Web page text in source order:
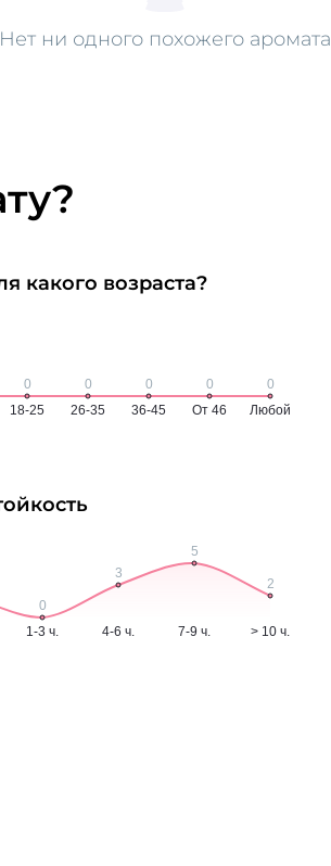
Нет ни одного похожего аромата
какого возраста?